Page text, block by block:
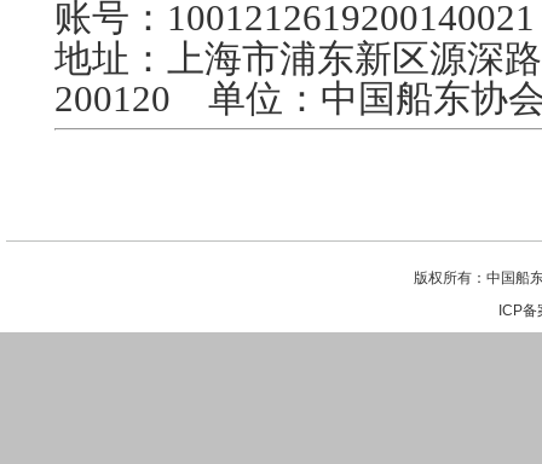
账号：1001212619200140021
地址： 上海市浦东新区源深
200120 单位：中国船东协
版权所有：中国船
ICP